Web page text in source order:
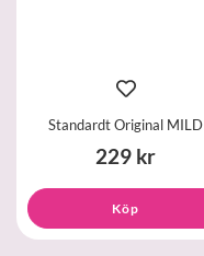
Standardt Original MILD
229 kr
Köp